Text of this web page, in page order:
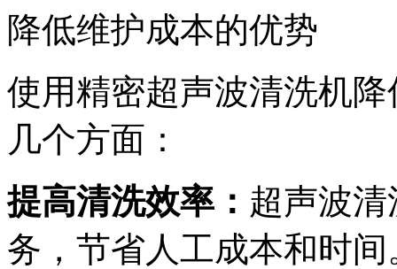
降低维护成本的优势
使用精密超声波清洗机
几个方面：
提高清洗效率： 超声波
务，节省人工成本和时间